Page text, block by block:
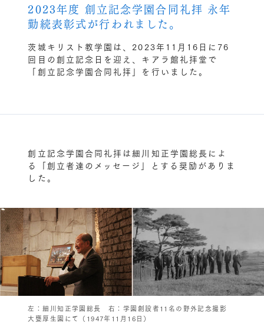
2023年度 創立記念学園合同礼拝 永年
勤続表彰式が行われました。
茨城キリスト教学園は、2023年11月16日に76
回目の創立記念日を迎え、キアラ館礼拝堂で
「創立記念学園合同礼拝」を行いました。
創立記念学園合同礼拝は細川知正学園総長によ
る「創立者達のメッセージ」とする奨励がありま
した。
左：細川知正学園総長 右：学園創設者11名の野外記念撮影
大甕厚生園にて（1947年11月16日）